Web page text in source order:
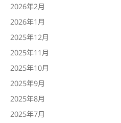
2026年2月
2026年1月
2025年12月
2025年11月
2025年10月
2025年9月
2025年8月
2025年7月